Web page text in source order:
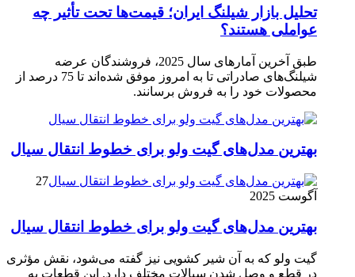
تحلیل بازار شیلنگ ایران؛ قیمت‌ها تحت تأثیر چه
عواملی هستند؟
طبق آخرین آمارهای سال 2025، فروشندگان عرضه
شیلنگ‌های صادراتی تا به امروز موفق شده‌اند تا 75 درصد از
محصولات خود را به فروش برسانند.
بهترین مدل‌های گیت ولو برای خطوط انتقال سیال
27
آگوست 2025
بهترین مدل‌های گیت ولو برای خطوط انتقال سیال
گیت ولو که به آن شیر کشویی نیز گفته می‌شود، نقش مؤثری
در قطع و وصل شدن سیالات مختلف دارد. این قطعات به